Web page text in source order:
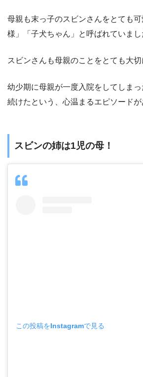
母親も末っ子のスビンさんをとても
様」「子犬ちゃん」と呼ばれていまし
スビンさんも母親のことをとても大切
幼少期に母親が一度入院をしてしま
続けたという、心温まるエピソードが
スビンの姉は1児の母！
この投稿をInstagramで見る